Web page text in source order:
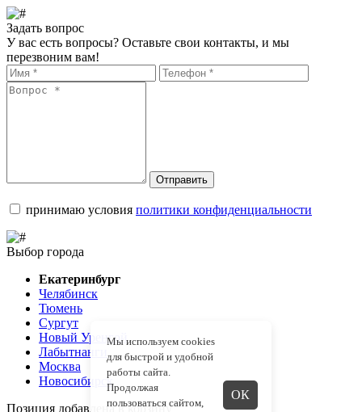
Задать вопрос
У вас есть вопросы? Оставьте свои контакты, и мы
перезвоним вам!
Отправить
принимаю условия политики конфиденциальности
Выбор города
Екатеринбург
Челябинск
Тюмень
Сургут
Новый Уренгой
Лабытнанги
Москва
Новосибирск
Позиция добавлена в корзину
Мы используем cookies
для быстрой и удобной
работы сайта.
Продолжая
пользоваться сайтом,
ОК